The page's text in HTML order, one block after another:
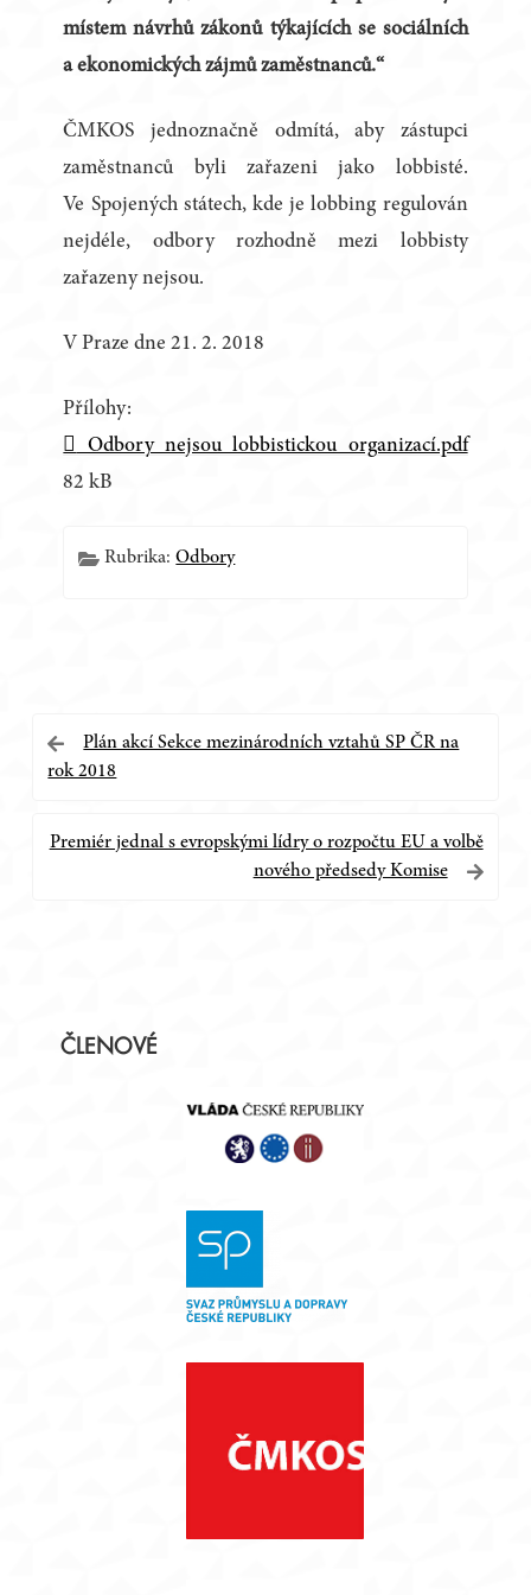
místem návrhů zákonů týkajících se sociálních
a ekonomických zájmů zaměstnanců.“
ČMKOS jednoznačně odmítá, aby zástupci
zaměstnanců byli zařazeni jako lobbisté.
Ve Spojených státech, kde je lobbing regulován
nejdéle, odbory rozhodně mezi lobbisty
zařazeny nejsou.
V Praze dne 21. 2. 2018
Přílohy:
Odbory nejsou lobbistickou organizací.pdf
82 kB
Rubrika:Odbory
Navigace
příspěvek
Plán akcí Sekce mezinárodních vztahů SP ČR na
rok 2018
Premiér jednal s evropskými lídry o rozpočtu EU a volbě
nového předsedy Komise
ČLENOVÉ